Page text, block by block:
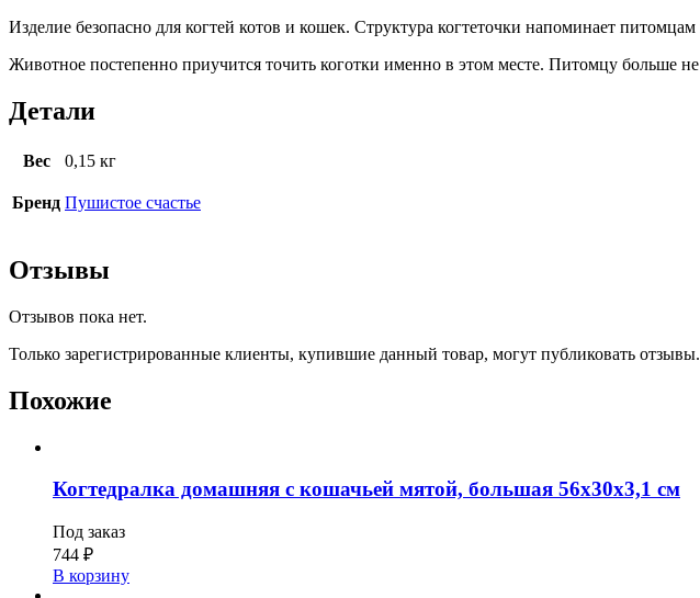
Изделие безопасно для когтей котов и кошек. Структура когтеточки напоминает
Животное постепенно приучится точить коготки именно в этом месте. Питомцу больше не
Детали
Вес 0,15 кг
Бренд Пушистое счастье
Отзывы
Отзывов пока нет.
Только зарегистрированные клиенты, купившие данный товар, могут публиковать отзывы.
Похожие
Когтедралка домашняя с кошачьей мятой, большая 56х30х3,1 см
Под заказ
744 ₽
В корзину